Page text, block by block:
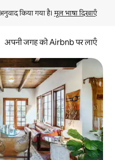
किया गया है। मूल भाषा दिखाएँ
अपनी जगह को Airbnb पर लाएँ